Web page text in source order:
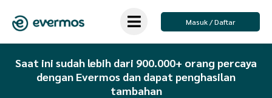
Masuk / Daftar
Saat ini sudah lebih dari 900.000+ orang percaya
dengan Evermos dan dapat penghasilan
tambahan